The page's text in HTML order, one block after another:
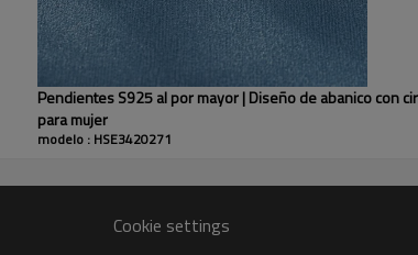
Nuestros aretes Huggies con
para mujeres que buscan
para looks casuales como
Pendientes S925 al por mayor | Diseño de abanico con
para mujer
modelo : HSE3420271
Cookie settings